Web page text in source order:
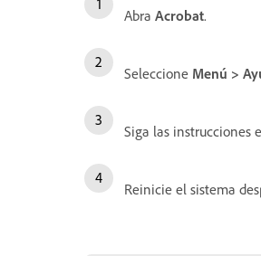
Abra Acrobat.
Seleccione Menú >
Siga las instrucciones
Reinicie el sistema